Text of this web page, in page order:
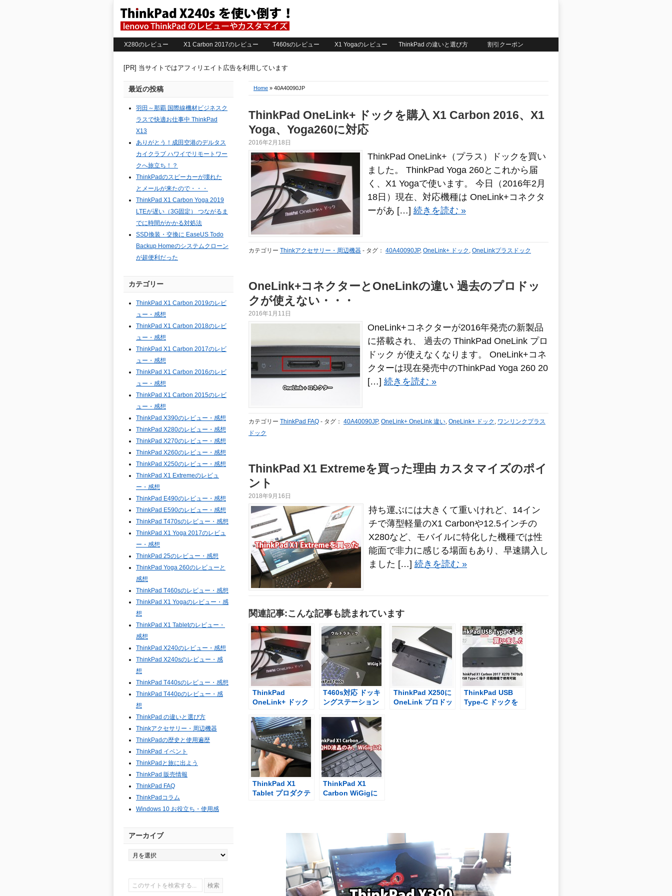
X280のレビュー X1 Carbon 2017のレビュー T460sのレビュー X1 Yogaのレビュー ThinkPad の違いと選び方 割引クーポン
[PR] 当サイトではアフィリエイト広告を利用しています
Home » 40A40090JP
ThinkPad OneLink+ ドックを購入 X1 Carbon 2016、X1
Yoga、Yoga260に対応
2016年2月18日
ThinkPad OneLink+（プラス）ドックを買い
ました。 ThinkPad Yoga 260とこれから届
く、X1 Yogaで使います。 今日（2016年2月
18日）現在、対応機種は OneLink+コネクタ
ーがあ […] 続きを読む »
カテゴリー Thinkアクセサリー・周辺機器 - タグ： 40A40090JP, OneLink+ ドック , OneLinkプラスドック
OneLink+コネクターとOneLinkの違い 過去のプロドッ
クが使えない・・・
2016年1月11日
OneLink+コネクターが2016年発売の新製品
に搭載され、 過去の ThinkPad OneLink プロ
ドック が使えなくなります。 OneLink+コネ
クターは現在発売中のThinkPad Yoga 260 20
[…] 続きを読む »
カテゴリー ThinkPad FAQ - タグ： 40A40090JP, OneLink+ OneLink 違い, OneLink+ ドック , ワンリンクプラス
ドック
ThinkPad X1 Extremeを買った理由 カスタマイズのポイ
ント
2018年9月16日
持ち運ぶには大きくて重いけれど、14イン
チで薄型軽量のX1 Carbonや12.5インチの
X280など、モバイルに特化した機種では性
能面で非力に感じる場面もあり、早速購入し
ました […] 続きを読む »
関連記事:こんな記事も読まれています
ThinkPad
OneLink+ ドック
2016、X1 Yoga、
Yoga260に対応
T460s対応 ドッキ
ングステーション
ThinkPad X250に
OneLink プロドッ
ThinkPad USB
Type-C ドックを
ThinkPad X1
Tablet プロダクテ
ThinkPad X1
Carbon WiGigに
最近の投稿
羽田～那覇 国際線機材ビジネスク
ラスで快適お仕事中 ThinkPad
X13
ありがとう！成田空港のデルタス
カイクラブ ハワイでリモートワー
クへ旅立ち！？
ThinkPadのスピーカーが壊れた
とメールが来たので・・・
ThinkPad X1 Carbon Yoga 2019
LTEが遅い（3G固定） つながるま
でに時間がかかる対処法
SSD換装・交換に EaseUS Todo
Backup Homeのシステムクローン
が超便利だった
カテゴリー
ThinkPad X1 Carbon 2019のレビ
ュー・感想
ThinkPad X1 Carbon 2018のレビ
ュー・感想
ThinkPad X1 Carbon 2017のレビ
ュー・感想
ThinkPad X1 Carbon 2016のレビ
ュー・感想
ThinkPad X1 Carbon 2015のレビ
ュー・感想
ThinkPad X390のレビュー・感想
ThinkPad X280のレビュー・感想
ThinkPad X270のレビュー・感想
ThinkPad X260のレビュー・感想
ThinkPad X250のレビュー・感想
ThinkPad X1 Extremeのレビュ
ー・感想
ThinkPad E490のレビュー・感想
ThinkPad E590のレビュー・感想
ThinkPad T470sのレビュー・感想
ThinkPad X1 Yoga 2017のレビュ
ー・感想
ThinkPad 25のレビュー・感想
ThinkPad Yoga 260のレビューと
感想
ThinkPad T460sのレビュー・感想
ThinkPad X1 Yogaのレビュー・感
想
ThinkPad X1 Tabletのレビュー・
感想
ThinkPad X240のレビュー・感想
ThinkPad X240sのレビュー・感
想
ThinkPad T440sのレビュー・感想
ThinkPad T440pのレビュー・感
想
ThinkPad の違いと選び方
Thinkアクセサリー・周辺機器
ThinkPadの歴史と使用遍歴
ThinkPad イベント
ThinkPadと旅に出よう
ThinkPad 販売情報
ThinkPad FAQ
ThinkPadコラム
Windows 10 お役立ち・使用感
アーカイブ